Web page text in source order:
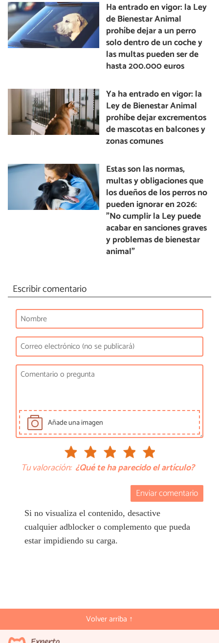
Ha entrado en vigor: la Ley
de Bienestar Animal
prohíbe dejar a un perro
solo dentro de un coche y
las multas pueden ser de
hasta 200.000 euros
Ya ha entrado en vigor: la
Ley de Bienestar Animal
prohíbe dejar excrementos
de mascotas en balcones y
zonas comunes
Estas son las normas,
multas y obligaciones que
los dueños de los perros no
pueden ignorar en 2026:
"No cumplir la Ley puede
acabar en sanciones graves
y problemas de bienestar
animal"
Escribir comentario
Añade una imagen
Tu valoración: ¿Qué te ha parecido el artículo?
Enviar comentario
Si no visualiza el contenido, desactive
cualquier adblocker o complemento que pueda
estar impidiendo su carga.
Volver arriba ↑